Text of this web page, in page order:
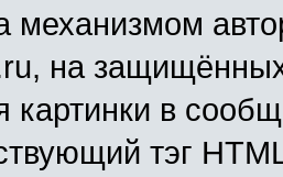
механизмом
на
картинки в
тэг